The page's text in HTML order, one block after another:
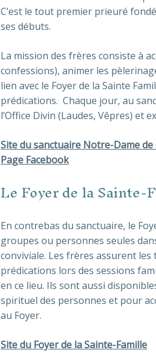
C’est le tout premier prieuré
ses débuts.
La mission des frères consiste à
confessions), animer les
lien avec le Foyer de la Sainte
prédications. Chaque jour, au
l’Office Divin (Laudes, Vêpres) et
Site du sanctuaire Notre-Dame de
Page Facebook
Le Foyer de la Sainte-
En contrebas du sanctuaire, le
groupes ou personnes seules
conviviale. Les frères assurent les
prédications lors des sessions
en ce lieu. Ils sont aussi
spirituel des personnes et pour
au Foyer.
Site du Foyer de la Sainte-Famille